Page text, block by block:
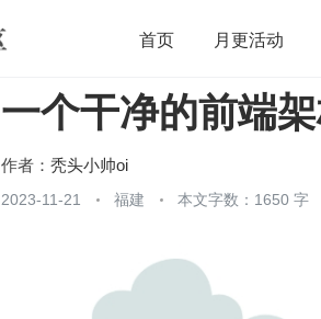
首页 月更活动
开源 架构 OpenHarmony
团队管理
一个干净的前端
作者： 秃头小帅oi
2023-11-21 福建 本文字数：1650 字